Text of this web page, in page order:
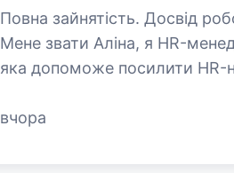
Повна зайнятість. Досвід роботи від 1 року.
Мене звати Аліна, я HR-
яка допоможе посилити
вчора